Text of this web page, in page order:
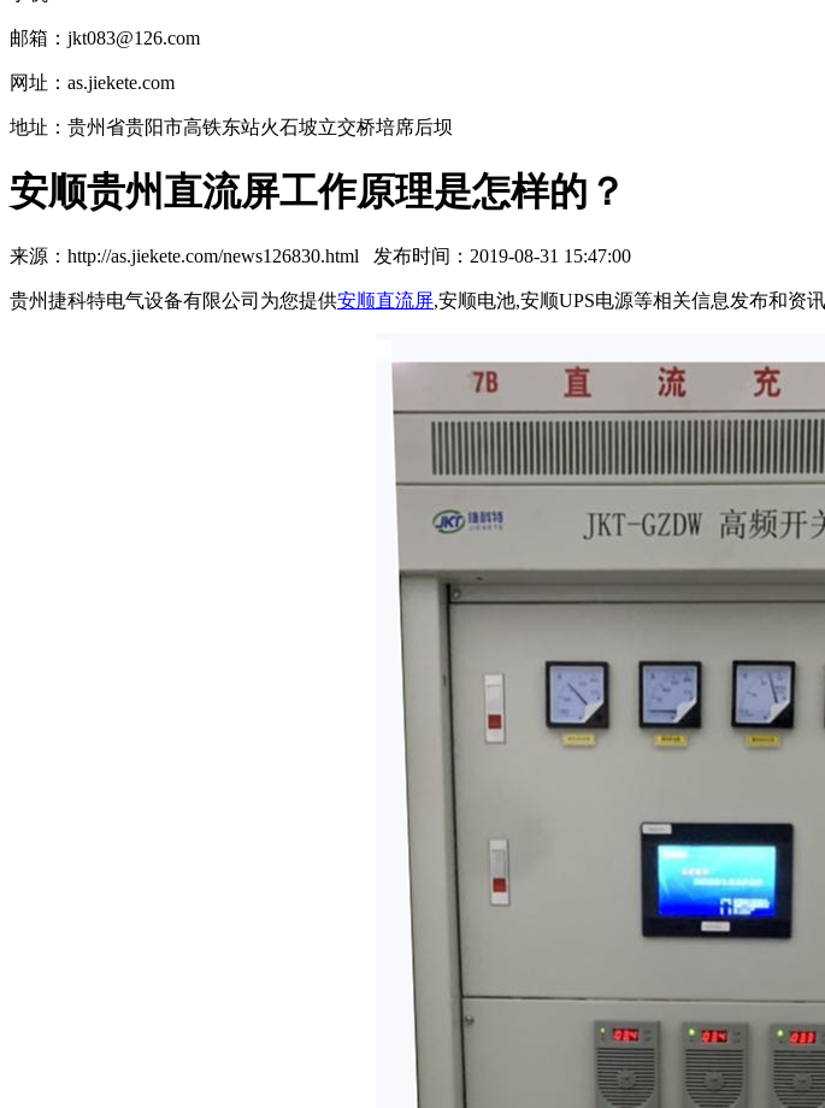
邮箱：jkt083@126.com
网址：as.jiekete.com
地址：贵州省贵阳市高铁东站火石坡立交桥培席后坝
安顺贵州直流屏工作原理是怎样的？
来源：http://as.jiekete.com/news126830.html 发布时间：2019-08-31 15:47:00
贵州捷科特电气设备有限公司为您提供安顺直流屏,安顺电池,安顺UPS电源等相关信息发布和资